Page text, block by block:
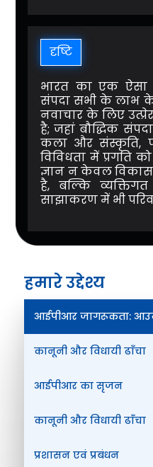
दृष्टि
भारत का एक ऐसा
संपदा सभी के लाभ
नवाचार के लिए
है; जहां बौद्धिक संपदा
कला और संस्कृति,
विविधता में प्रगति
ज्ञान न केवल
है, बल्कि
साझाकरण में भी
हमारे उद्देश्य
आईपीआर जागरूकता:
कानूनी और विधायी ढाँचा
आईपीआर का सृजन
कानूनी और विधायी ढाँचा
प्रशासन एवं प्रबंधन